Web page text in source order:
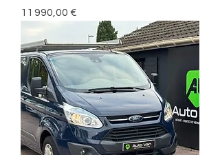
Prix
11 990,00 €